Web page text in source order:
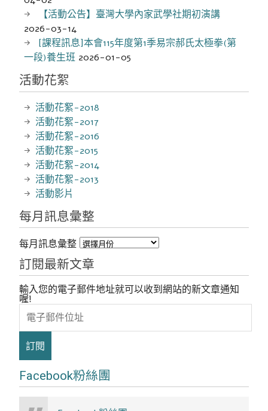
【活動公告】臺灣大學內家武學社期初演講
2026-03-14
[課程訊息]本會115年度第1季易宗郝氏太極拳(第
一段)養生班 2026-01-05
活動花絮
活動花絮-2018
活動花絮-2017
活動花絮-2016
活動花絮-2015
活動花絮-2014
活動花絮-2013
活動影片
每月訊息彙整
每月訊息彙整
訂閱最新文章
輸入您的電子郵件地址就可以收到網站的新文章通知
喔!
電
子
郵
位
Facebook粉絲團